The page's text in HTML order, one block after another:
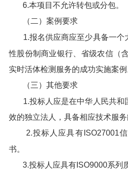
6.本项目不允许转包或分包。
（二）案例要求
1.报名供应商应至少具备一个
性股份制商业银行、省级农信（
实时活体检测服务的成功实施案例
（三）其他要求
1.投标人应是在中华人民共
效的独立法人，具备相应技术服务
2.投标人应具有ISO27001
书。
3.投标人应具有ISO9000系列